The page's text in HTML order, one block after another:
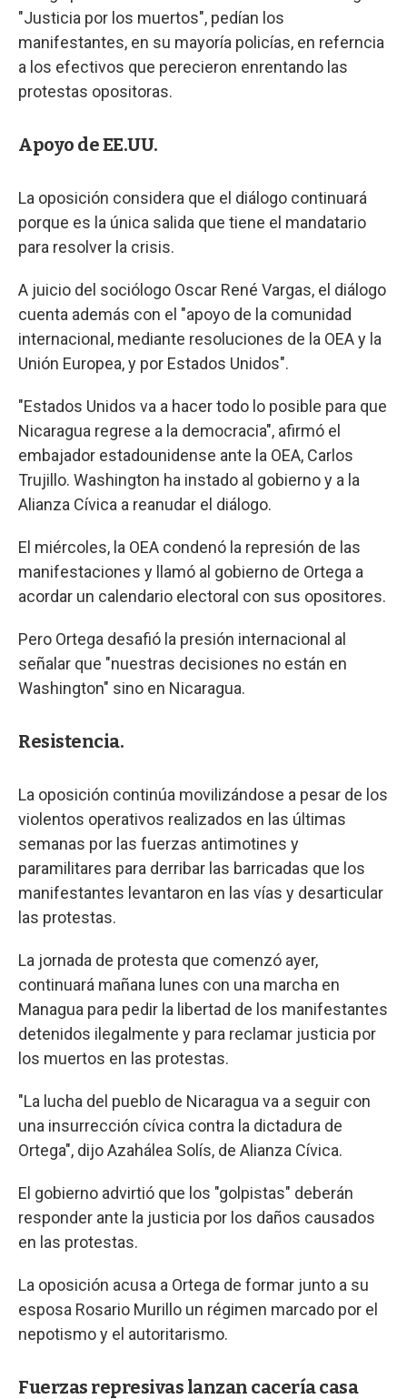
"Justicia por los muertos", pedían los
manifestantes, en su mayoría policías, en referncia
a los efectivos que perecieron enrentando las
protestas opositoras.
Apoyo de EE.UU.
La oposición considera que el diálogo continuará
porque es la única salida que tiene el mandatario
para resolver la crisis.
A juicio del sociólogo Oscar René Vargas, el diálogo
cuenta además con el "apoyo de la comunidad
internacional, mediante resoluciones de la OEA y la
Unión Europea, y por Estados Unidos".
"Estados Unidos va a hacer todo lo posible para que
Nicaragua regrese a la democracia", afirmó el
embajador estadounidense ante la OEA, Carlos
Trujillo. Washington ha instado al gobierno y a la
Alianza Cívica a reanudar el diálogo.
El miércoles, la OEA condenó la represión de las
manifestaciones y llamó al gobierno de Ortega a
acordar un calendario electoral con sus opositores.
Pero Ortega desafió la presión internacional al
señalar que "nuestras decisiones no están en
Washington" sino en Nicaragua.
Resistencia.
La oposición continúa movilizándose a pesar de los
violentos operativos realizados en las últimas
semanas por las fuerzas antimotines y
paramilitares para derribar las barricadas que los
manifestantes levantaron en las vías y desarticular
las protestas.
La jornada de protesta que comenzó ayer,
continuará mañana lunes con una marcha en
Managua para pedir la libertad de los manifestantes
detenidos ilegalmente y para reclamar justicia por
los muertos en las protestas.
"La lucha del pueblo de Nicaragua va a seguir con
una insurrección cívica contra la dictadura de
Ortega", dijo Azahálea Solís, de Alianza Cívica.
El gobierno advirtió que los "golpistas" deberán
responder ante la justicia por los daños causados
en las protestas.
La oposición acusa a Ortega de formar junto a su
esposa Rosario Murillo un régimen marcado por el
nepotismo y el autoritarismo.
Fuerzas represivas lanzan cacería casa